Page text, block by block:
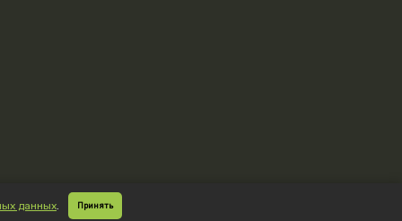
данных. Принять